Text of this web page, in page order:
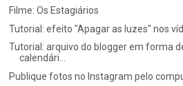
Filme: Os Estagiários
Tutorial: efeito "Apagar as luzes" nos
Tutorial: arquivo do blogger em forma
calendári...
Publique fotos no Instagram pelo